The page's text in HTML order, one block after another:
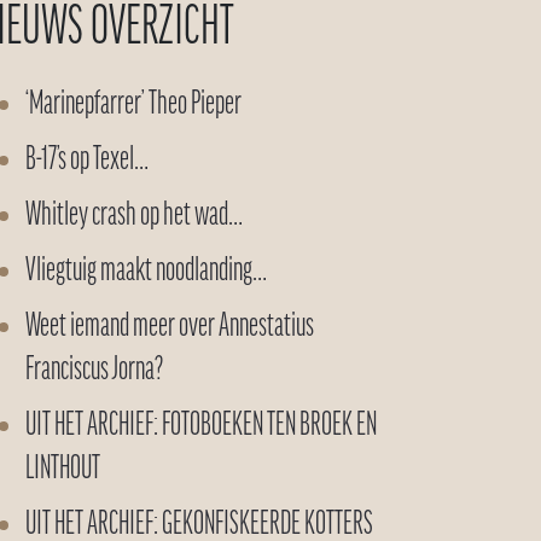
OVERZICHT
‘Marinepfarrer’ Theo Pieper
B-17’s op Texel…
Whitley crash op het wad…
Vliegtuig maakt noodlanding…
Weet iemand meer over Annestatius
Franciscus Jorna?
UIT HET ARCHIEF: FOTOBOEKEN TEN BROEK EN
LINTHOUT
UIT HET ARCHIEF: GEKONFISKEERDE KOTTERS